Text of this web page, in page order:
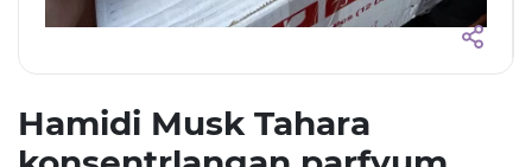
Hamidi Musk Tahara